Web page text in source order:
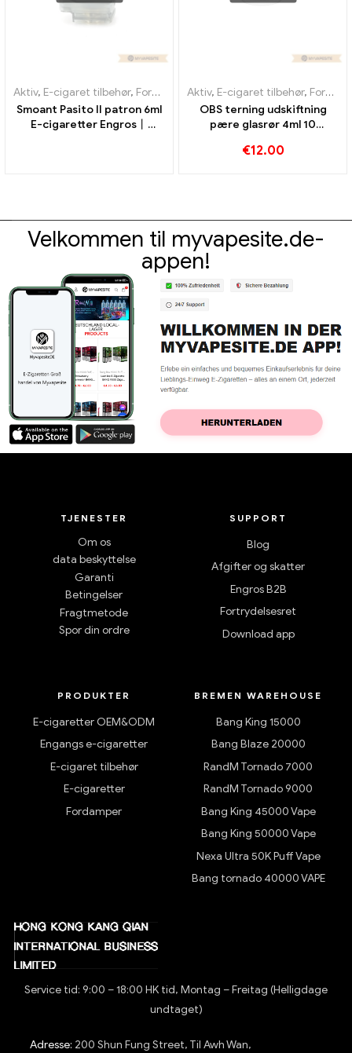
Aktiv, E-cigaret tilbehør, Fordamper
Smoant Pasito II patron 6ml
E-cigaretter Engros丨
Aktiv, E-cigaret tilbehør, Fordamper
OBS terning udskiftning
pære glasrør 4ml 10
Engros丨 Custom
€12.00
Velkommen til myvapesite.de-
appen!
TJENESTER
Om os
data beskyttelse
Garanti
Betingelser
Fragtmetode
Spor din ordre
SUPPORT
Blog
Afgifter og skatter
Engros B2B
Fortrydelsesret
Download app
PRODUKTER
E-cigaretter OEM&ODM
Engangs e-cigaretter
E-cigaret tilbehør
E-cigaretter
Fordamper
BREMEN WAREHOUSE
Bang King 15000
Bang Blaze 20000
RandM Tornado 7000
RandM Tornado 9000
Bang King 45000 Vape
Bang King 50000 Vape
Nexa Ultra 50K Puff Vape
Bang tornado 40000 VAPE
Service tid: 9:00 – 18:00 HK tid, Montag – Freitag (Helligdage
undtaget)
Adresse: 200 Shun Fung Street, Til Awh Wan,